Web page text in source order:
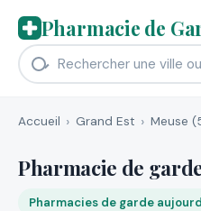
Pharmacie de
Accueil Grand Est Meuse
Pharmacie de
Pharmacies de garde